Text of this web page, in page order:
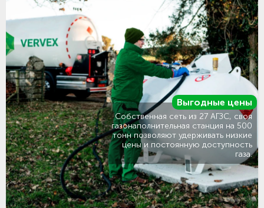
Выгодные цены
Собственная сеть из 27 АГЗС, своя
газонаполнительная станция на 500
тонн позволяют удерживать низкие
цены и постоянную доступность
газа.